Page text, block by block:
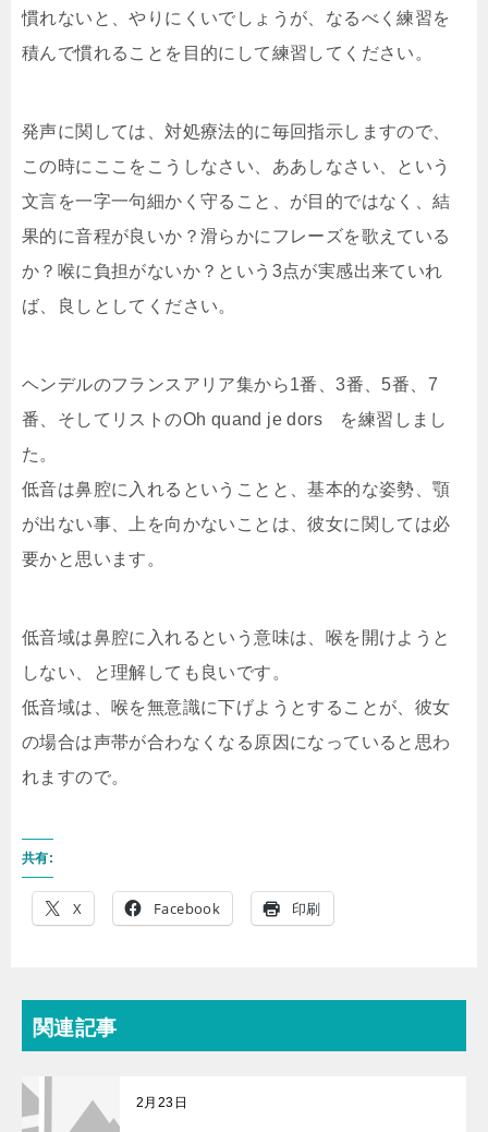
慣れないと、やりにくいでしょうが、なるべく練習を
積んで慣れることを目的にして練習してください。
発声に関しては、対処療法的に毎回指示しますので、
この時にここをこうしなさい、ああしなさい、という
文言を一字一句細かく守ること、が目的ではなく、結
果的に音程が良いか？滑らかにフレーズを歌えている
か？喉に負担がないか？という3点が実感出来ていれ
ば、良しとしてください。
ヘンデルのフランスアリア集から1番、3番、5番、7
番、そしてリストのOh quand je dors を練習しまし
た。
低音は鼻腔に入れるということと、基本的な姿勢、顎
が出ない事、上を向かないことは、彼女に関しては必
要かと思います。
低音域は鼻腔に入れるという意味は、喉を開けようと
しない、と理解しても良いです。
低音域は、喉を無意識に下げようとすることが、彼女
の場合は声帯が合わなくなる原因になっていると思わ
れますので。
共有:
X Facebook 印刷
関連記事
2月23日